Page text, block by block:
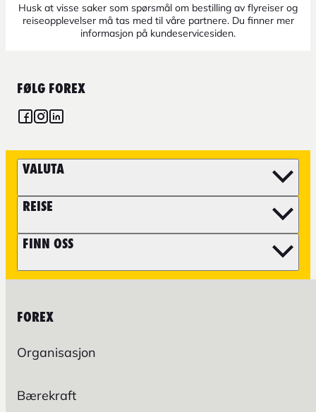
Husk at visse saker som spørsmål om bestilling av flyreiser og
reiseopplevelser må tas med til våre partnere. Du finner mer
informasjon på kundeservicesiden.
FØLG FOREX
VALUTA
REISE
FINN OSS
FOREX
Organisasjon
Bærekraft